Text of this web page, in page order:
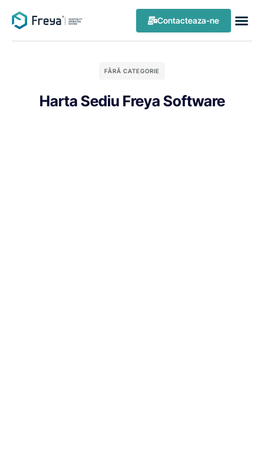
Contacteaza-ne
FĂRĂ CATEGORIE
Harta Sediu Freya Software